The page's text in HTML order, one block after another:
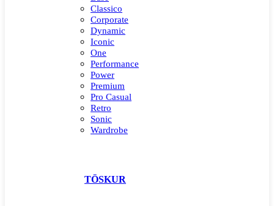
Classico
Corporate
Dynamic
Iconic
One
Performance
Power
Premium
Pro Casual
Retro
Sonic
Wardrobe
TÖSKUR